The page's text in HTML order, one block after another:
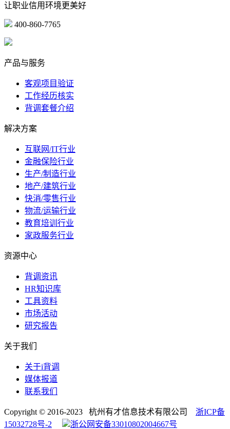
让职业信用环境更美好
400-860-7765
产品与服务
客观项目验证
工作经历核实
背调套餐介绍
解决方案
互联网/IT行业
金融保险行业
生产/制造行业
地产/建筑行业
快消/零售行业
物流/运输行业
教育培训行业
家政服务行业
资源中心
背调资讯
HR知识库
工具资料
市场活动
研究报告
关于我们
关于i背调
媒体报道
联系我们
Copyright © 2016-2023 杭州有才信息技术有限公司 浙ICP备
15032728号-2
浙公网安备33010802004667号